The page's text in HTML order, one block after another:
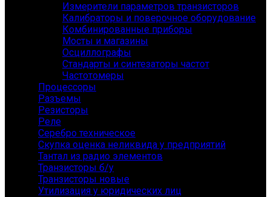
Измерители параметров транзисторов
Калибраторы и поверочное оборудование
Комбинированные приборы
Мосты и магазины
Осциллографы
Стандарты и синтезаторы частот
Частотомеры
Процессоры
Разъемы
Резисторы
Реле
Серебро техническое
Скупка оценка неликвида у предприятий
Тантал из радио элементов
Транзисторы б/у
Транзисторы новые
Утилизация у юридических лиц